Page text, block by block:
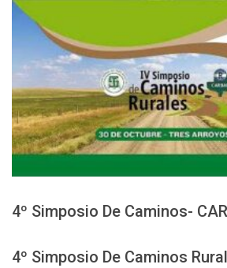
4º Simposio De Caminos-
4º Simposio De Caminos